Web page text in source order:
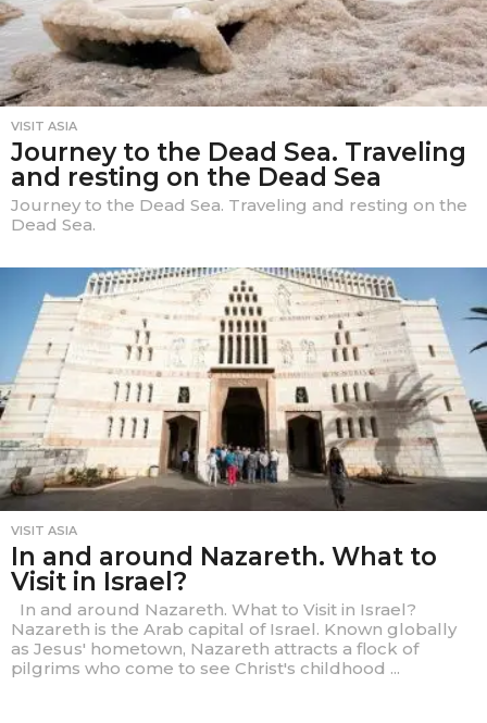
VISIT ASIA
Journey to the Dead Sea. Traveling
and resting on the Dead Sea
Journey to the Dead Sea. Traveling and resting on the
Dead Sea.
VISIT ASIA
In and around Nazareth. What to
Visit in Israel?
In and around Nazareth. What to Visit in Israel?
Nazareth is the Arab capital of Israel. Known globally
as Jesus' hometown, Nazareth attracts a flock of
pilgrims who come to see Christ's childhood ...